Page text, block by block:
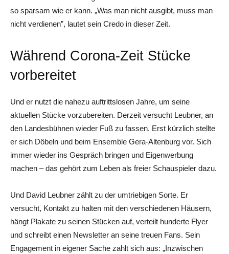
so sparsam wie er kann. „Was man nicht ausgibt, muss man
nicht verdienen”, lautet sein Credo in dieser Zeit.
Während Corona-Zeit Stücke
vorbereitet
Und er nutzt die nahezu auftrittslosen Jahre, um seine
aktuellen Stücke vorzubereiten. Derzeit versucht Leubner, an
den Landesbühnen wieder Fuß zu fassen. Erst kürzlich stellte
er sich Döbeln und beim Ensemble Gera-Altenburg vor. Sich
immer wieder ins Gespräch bringen und Eigenwerbung
machen – das gehört zum Leben als freier Schauspieler dazu.
Und David Leubner zählt zu der umtriebigen Sorte. Er
versucht, Kontakt zu halten mit den verschiedenen Häusern,
hängt Plakate zu seinen Stücken auf, verteilt hunderte Flyer
und schreibt einen Newsletter an seine treuen Fans. Sein
Engagement in eigener Sache zahlt sich aus: „Inzwischen